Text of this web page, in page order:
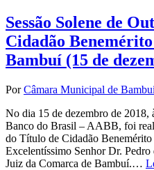
Sessão Solene de
Cidadão
Bambuí (15 de
PorCâmara Municipal de
No dia 15 de dezembro de 2018,
Banco do Brasil – AABB, foi
do Título de Cidadão
Excelentíssimo Senhor Dr.
Juiz da Comarca de Bambuí.…